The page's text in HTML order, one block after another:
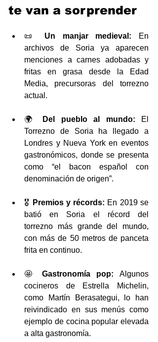
te van a sorprender
📜 Un manjar medieval: En
archivos de Soria ya aparecen
menciones a carnes adobadas y
fritas en grasa desde la Edad
Media, precursoras del torrezno
actual.
🌍 Del pueblo al mundo: El
Torrezno de Soria ha llegado a
Londres y Nueva York en eventos
gastronómicos, donde se presenta
como “el bacon español con
denominación de origen”.
🎖️ Premios y récords: En 2019 se
batió en Soria el récord del
torrezno más grande del mundo,
con más de 50 metros de panceta
frita en continuo.
🤩 Gastronomía pop: Algunos
cocineros de Estrella Michelin,
como Martín Berasategui, lo han
reivindicado en sus menús como
ejemplo de cocina popular elevada
a alta gastronomía.